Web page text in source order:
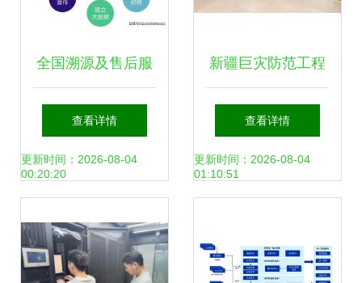
全国溯源及售后服
务二维码系统的运
行维护服务形式解
查看详情
更新时间：2026-08-04
00:20:20
新疆巨灾防范工程
以科技赋能防震减
灾现代化建设，护
查看详情
更新时间：2026-08-04
01:10:51